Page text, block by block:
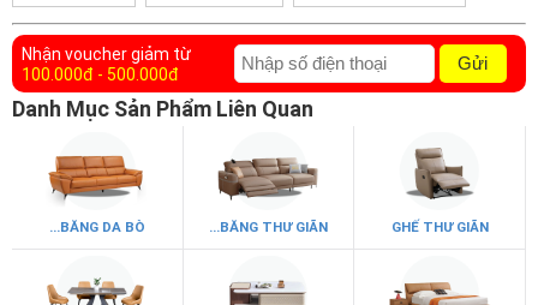
Nhận voucher giảm từ
100.000đ - 500.000đ
Gửi
Danh Mục Sản Phẩm Liên Quan
...BĂNG DA BÒ ...BĂNG THƯ GIÃN GHẾ THƯ GIÃN